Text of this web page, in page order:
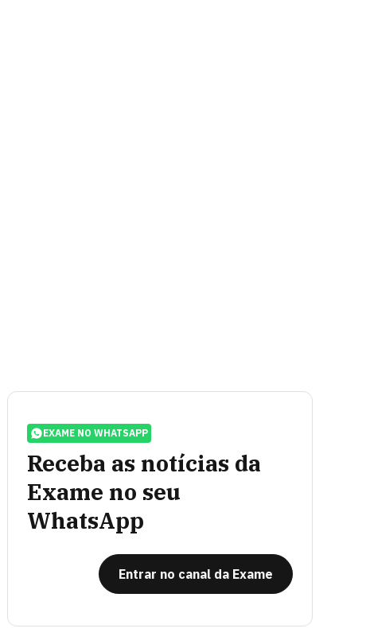
EXAME NO WHATSAPP
Receba as notícias da
Exame no seu
WhatsApp
Entrar no canal da Exame